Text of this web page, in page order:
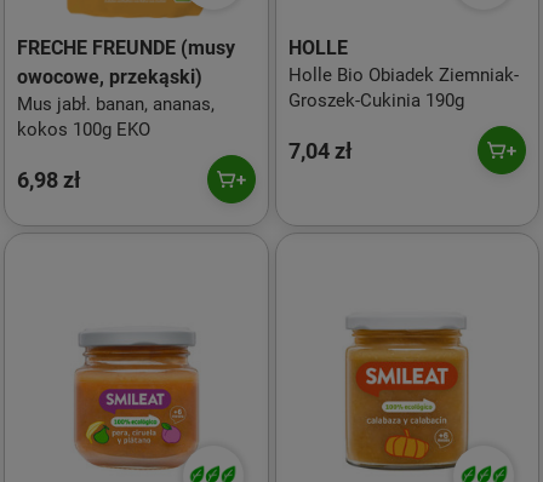
FRECHE FREUNDE (musy
owocowe, przekąski)
Mus jabł. banan, ananas,
kokos 100g EKO
6,98 zł
HOLLE
Holle Bio Obiadek Ziemniak-
Groszek-Cukinia 190g
7,04 zł